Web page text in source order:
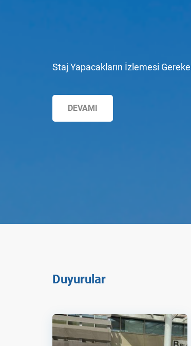
Staj Yapacakların İzlemesi
DEVAMI
Duyurular